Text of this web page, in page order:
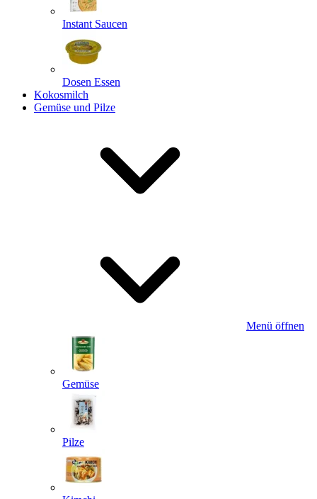
Instant Saucen
Dosen Essen
Kokosmilch
Gemüse und Pilze
Menü öffnen
Gemüse
Pilze